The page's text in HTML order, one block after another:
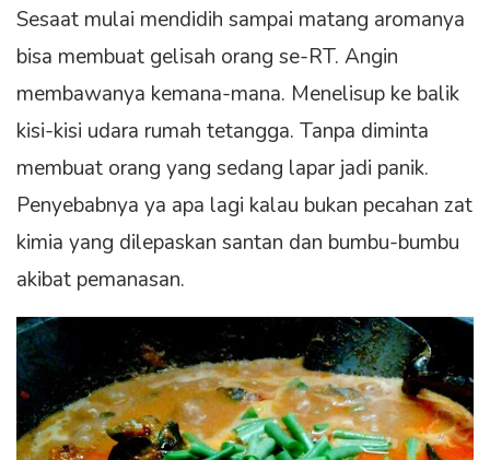
Sesaat mulai mendidih sampai matang aromanya
bisa membuat gelisah orang se-RT. Angin
membawanya kemana-mana. Menelisup ke balik
kisi-kisi udara rumah tetangga. Tanpa diminta
membuat orang yang sedang lapar jadi panik.
Penyebabnya ya apa lagi kalau bukan pecahan zat
kimia yang dilepaskan santan dan bumbu-bumbu
akibat pemanasan.